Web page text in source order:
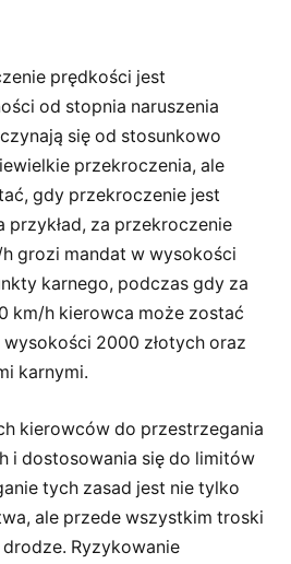
prędkości jest
od stopnia naruszenia
się od stosunkowo
przekroczenia, ale
gdy przekroczenie jest
przykład, za przekroczenie
grozi mandat w wysokości
karnego, podczas gdy za
km/h kierowca może zostać
2000 złotych oraz
karnymi.
kierowców do przestrzegania
i dostosowania się do limitów
tych zasad jest nie tylko
ale przede wszystkim troski
Ryzykowanie